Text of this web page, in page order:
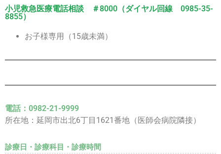
小児救急医療電話相談 ＃8000（ダイヤル回線 0985-35-
8855）
お子様専用（15歳未満）
電話：0982-21-9999
所在地：延岡市出北6丁目1621番地（医師会病院隣接）
診療日・診療科目・診療時間